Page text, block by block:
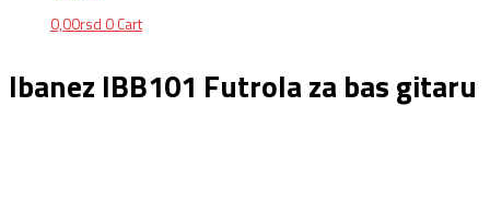
0,00rsd 0 Cart
Ibanez IBB101 Futrola za bas gitaru